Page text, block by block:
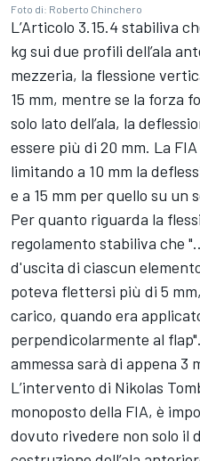
Foto di: Roberto Chinchero
L’Articolo 3.15.4 stabiliva
kg sui due profili dell’ala
mezzeria, la flessione
15 mm, mentre se la forza
solo lato dell’ala, la
essere più di 20 mm. La
limitando a 10 mm la
e a 15 mm per quello su un
Per quanto riguarda la
regolamento stabiliva che
d'uscita di ciascun
poteva flettersi più di 5
carico, quando era
perpendicolarmente al
ammessa sarà di appena 3
L’intervento di Nikolas
monoposto della FIA, è
dovuto rivedere non solo il